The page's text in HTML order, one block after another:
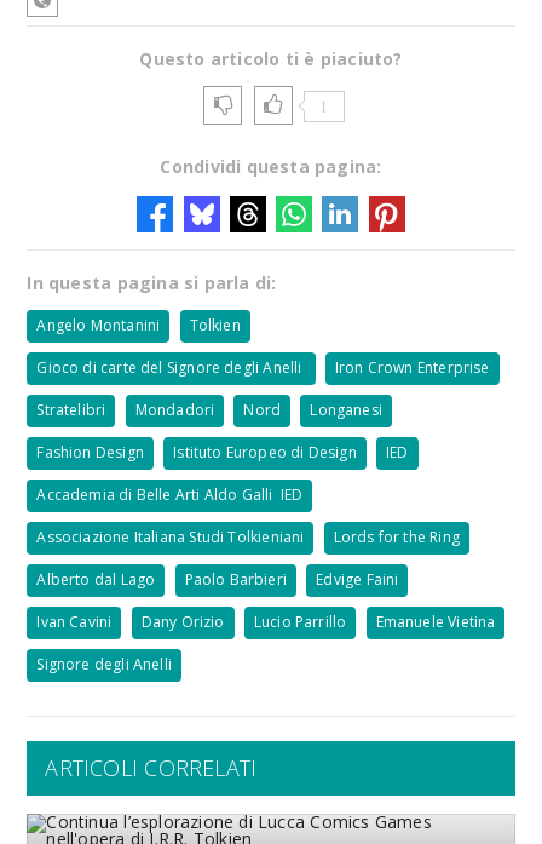
Questo articolo ti è piaciuto?
1
Condividi questa pagina:
In questa pagina si parla di:
Angelo Montanini Tolkien
Gioco di carte del Signore degli Anelli Iron Crown Enterprise
Stratelibri Mondadori Nord Longanesi
Fashion Design Istituto Europeo di Design IED
Accademia di Belle Arti Aldo Galli IED
Associazione Italiana Studi Tolkieniani Lords for the Ring
Alberto dal Lago Paolo Barbieri Edvige Faini
Ivan Cavini Dany Orizio Lucio Parrillo Emanuele Vietina
Signore degli Anelli
ARTICOLI CORRELATI